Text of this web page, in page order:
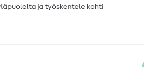
ja työskentele kohti